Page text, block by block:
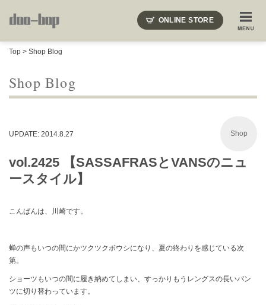
ONLINE STORE
Top > Shop Blog
Shop Blog
UPDATE: 2014.8.27 Shop
vol.2425 【SASSAFRASとVANSのニュ
ースタイル】
こんばんは、川崎です。
蝉の声もいつの間にかツクツクボウシになり、夏の終わりを感じている次
第。
ショーツもいつの間に履き納めてしまい、すっかりもうレングスの長いパン
ツに切り替わっています。